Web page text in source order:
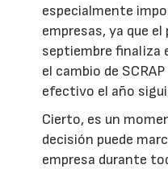
especialmente
empresas, ya que
septiembre finaliza
el cambio de
efectivo el año
Cierto, es un
decisión puede
empresa durante